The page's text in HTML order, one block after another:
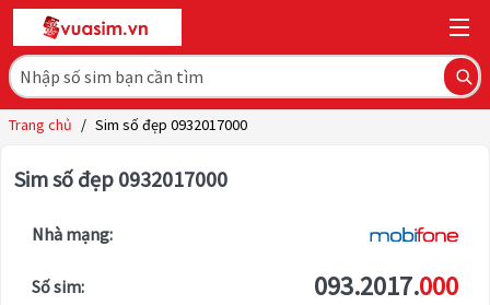
Trang chủ / Sim số đẹp 0932017000
Sim số đẹp 0932017000
Nhà mạng:
Số sim: 093.2017.000